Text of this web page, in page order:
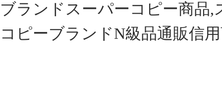
ブランドスーパーコピー商品
コピーブランドN級品通販信